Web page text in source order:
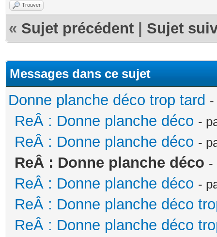
Trouver
« Sujet précédent Sujet
Messages dans ce sujet
Donne planche déco trop tard -
ReÂ : Donne planche déco -
ReÂ : Donne planche déco -
ReÂ : Donne planche déco -
ReÂ : Donne planche déco -
ReÂ : Donne planche déco
ReÂ : Donne planche déco